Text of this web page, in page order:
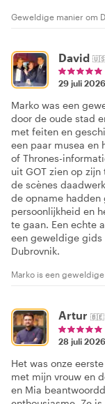
Geweldige manier om
David
29 juli 2026
Marko was een
door de oude stad
met feiten en
een paar musea en
of Thrones-
uit GOT zien op
de scènes
de opname
persoonlijkheid en
te gaan. Een echte
een geweldige gids
Dubrovnik.
Marko is een
Artur 🇧🇪
28 juli 2026
Het was onze
met mijn vrouw en
en Mia